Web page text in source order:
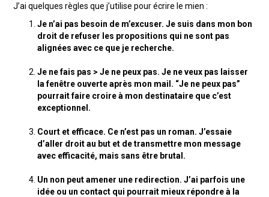
J’ai quelques règles que j’utilise pour écrire le mien :
Je n’ai pas besoin de m’excuser. Je suis dans mon bon
droit de refuser les propositions qui ne sont pas
alignées avec ce que je recherche.
Je ne fais pas > Je ne peux pas. Je ne veux pas laisser
la fenêtre ouverte après mon mail. “Je ne peux pas”
pourrait faire croire à mon destinataire que c’est
exceptionnel.
Court et efficace. Ce n’est pas un roman. J’essaie
d’aller droit au but et de transmettre mon message
avec efficacité, mais sans être brutal.
Un non peut amener une redirection. J’ai parfois une
idée ou un contact qui pourrait mieux répondre à la